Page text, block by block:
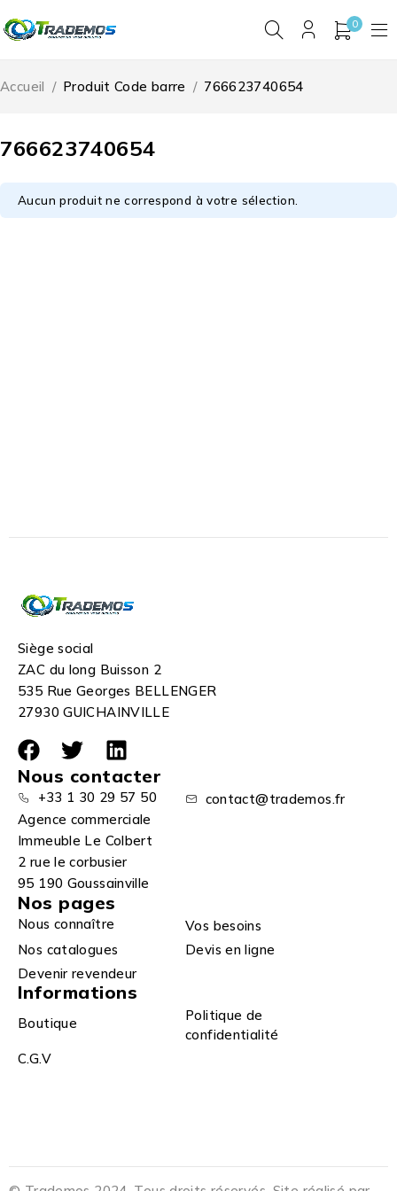
0
766623740654
Accueil / Produit Code barre / 766623740654
Aucun produit ne correspond à votre sélection.
Siège social
ZAC du long Buisson 2
535 Rue Georges BELLENGER
27930 GUICHAINVILLE
Nous contacter
+33 1 30 29 57 50
contact@trademos.fr
Agence commerciale
Immeuble Le Colbert
2 rue le corbusier
95 190 Goussainville
Nos pages
Nous connaître
Vos besoins
Nos catalogues
Devis en ligne
Devenir revendeur
Informations
Boutique
Politique de
confidentialité
C.G.V